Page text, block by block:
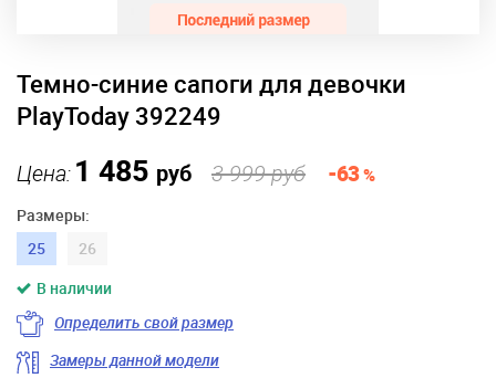
Темно-синие сапоги для девочки
PlayToday 392249
Цена:1 485 руб 3 999 руб -63%
Размеры:
25
26
В наличии
Определить свой размер
Замеры данной модели